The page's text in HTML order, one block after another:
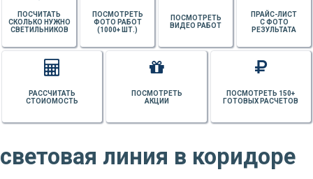
ПРАЙС-ЛИСТ
С ФОТО
РЕЗУЛЬТАТА
ПОСМОТРЕТЬ
ВИДЕО РАБОТ
ПОСМОТРЕТЬ
ФОТО РАБОТ
(1000+ ШТ.)
ПОСЧИТАТЬ
СКОЛЬКО НУЖНО
СВЕТИЛЬНИКОВ
ПОСМОТРЕТЬ 150+
ГОТОВЫХ РАСЧЕТОВ
ПОСМОТРЕТЬ
АКЦИИ
РАССЧИТАТЬ
СТОИОМОСТЬ
световая линия в коридоре